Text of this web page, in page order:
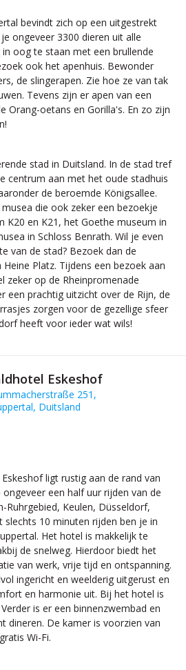
bevindt zich op een uitgestrekt
ongeveer 3300 dieren uit alle
oog te staan met een brullende
ook het apenhuis. Bewonder
de slingerapen. Zie hoe ze van tak
Tevens zijn er apen van een
Orang-oetans en Gorilla's. En zo zijn
stad in Duitsland. In de stad tref
centrum aan met het oude stadhuis
de beroemde Königsallee.
die ook zeker een bezoekje
K20 en K21, het Goethe museum in
in Schloss Benrath. Wil je even
van de stad? Bezoek dan de
Platz. Tijdens een bezoek aan
zeker op de Rheinpromenade
een prachtig uitzicht over de Rijn, de
zorgen voor de gezellige sfeer
heeft voor ieder wat wils!
Eskeshof
251,
Duitsland
ligt rustig aan de rand van
een half uur rijden van de
Ruhrgebied, Keulen, Düsseldorf,
slechts 10 minuten rijden ben je in
Het hotel is makkelijk te
de snelweg. Hierdoor biedt het
van werk, vrije tijd en ontspanning.
ingericht en weelderig uitgerust en
en harmonie uit. Bij het hotel is
is er een binnenzwembad en
dineren. De kamer is voorzien van
Wi-Fi.